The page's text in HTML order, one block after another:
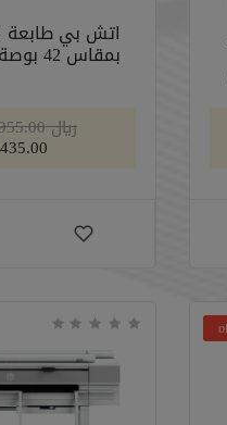
بمقاس 42 بوصة - (2QU12A)
﷼ 43,955.00